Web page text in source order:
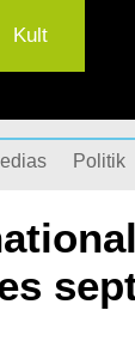
Kult
Politik